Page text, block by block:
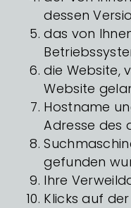
dessen
das von
die Website,
Website
Hostname
Adresse des
gefunden
Ihre
Klicks auf